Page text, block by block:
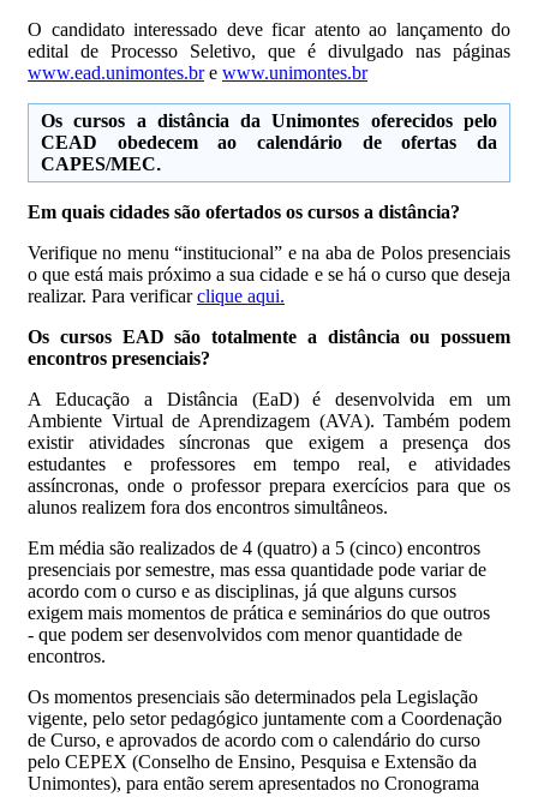
O candidato interessado deve ficar atento ao lançamento do
edital de Processo Seletivo, que é divulgado nas páginas
www.ead.unimontes.bre www.unimontes.br
Os cursos a distância da Unimontes oferecidos pelo
CEAD obedecem ao calendário de ofertas da
CAPES/MEC.
Em quais cidades são ofertados os cursos a distância?
Verifique no menu “institucional” e na aba de Polos presenciais
o que está mais próximo a sua cidade e se há o curso que deseja
realizar. Para verificarclique aqui.
Os cursos EAD são totalmente a distância ou possuem
encontros presenciais?
A Educação a Distância (EaD) é desenvolvida em um
Ambiente Virtual de Aprendizagem (AVA). Também podem
existir atividades síncronas que exigem a presença dos
estudantes e professores em tempo real, e atividades
assíncronas, onde o professor prepara exercícios para que os
alunos realizem fora dos encontros simultâneos.
Em média são realizados de 4 (quatro) a 5 (cinco) encontros
presenciais por semestre, mas essa quantidade pode variar de
acordo com o curso e as disciplinas, já que alguns cursos
exigem mais momentos de prática e seminários do que outros
- que podem ser desenvolvidos com menor quantidade de
encontros.
Os momentos presenciais são determinados pela Legislação
vigente, pelo setor pedagógico juntamente com a Coordenação
de Curso, e aprovados de acordo com o calendário do curso
pelo CEPEX (Conselho de Ensino, Pesquisa e Extensão da
Unimontes), para então serem apresentados no Cronograma